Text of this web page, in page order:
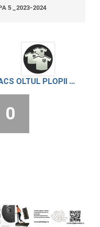
5 _2023-2024
ACS OLTUL PLOPII SLAVITESTI
0